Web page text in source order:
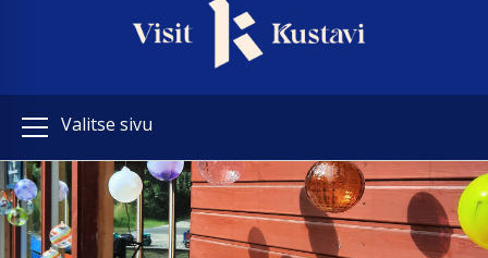
Valitse sivu